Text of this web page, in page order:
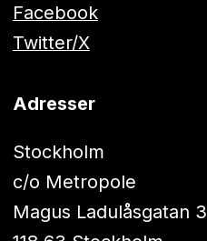
Facebook
Twitter/X
Adresser
Stockholm
c/o Metropole
Magus Ladulåsgatan 3